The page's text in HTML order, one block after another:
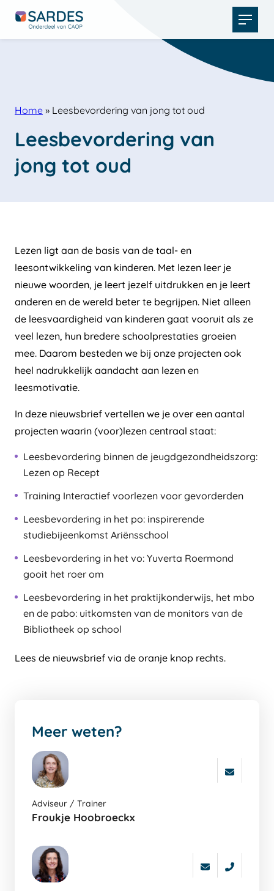
Open
menu
Home » Leesbevordering van jong tot oud
Leesbevordering van
jong tot oud
Lezen ligt aan de basis van de taal- en
leesontwikkeling van kinderen. Met lezen leer je
nieuwe woorden, je leert jezelf uitdrukken en je leert
anderen en de wereld beter te begrijpen. Niet alleen
de leesvaardigheid van kinderen gaat vooruit als ze
veel lezen, hun bredere schoolprestaties groeien
mee. Daarom besteden we bij onze projecten ook
heel nadrukkelijk aandacht aan lezen en
leesmotivatie.
In deze nieuwsbrief vertellen we je over een aantal
projecten waarin (voor)lezen centraal staat:
Leesbevordering binnen de jeugdgezondheidszorg:
Lezen op Recept
Training Interactief voorlezen voor gevorderden
Leesbevordering in het po: inspirerende
studiebijeenkomst Ariënsschool
Leesbevordering in het vo: Yuverta Roermond
gooit het roer om
Leesbevordering in het praktijkonderwijs, het mbo
en de pabo: uitkomsten van de monitors van de
Bibliotheek op school
Lees de nieuwsbrief via de oranje knop rechts.
Meer weten?
naar
de
pagina
Adviseur / Trainer
Froukje Hoobroeckx